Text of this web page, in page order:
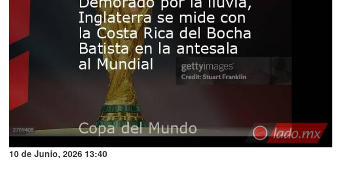
10 de Junio, 2026 13:40